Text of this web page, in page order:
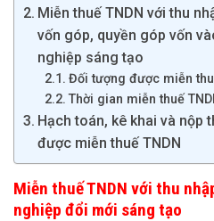
Miễn thuế TNDN với thu
vốn góp, quyền góp vốn
nghiệp sáng tạo
Đối tượng được miễn
Thời gian miễn thuế
Hạch toán, kê khai và nộp
được miễn thuế TNDN
Miễn thuế TNDN với thu
nghiệp đổi mới sáng tạo